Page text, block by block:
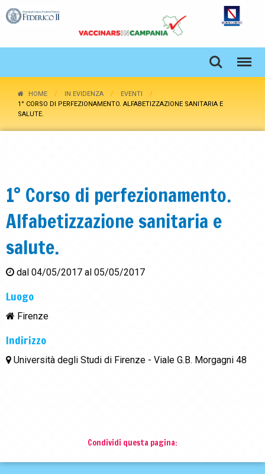
HOME IN EVIDENZA
EVENTI
1° CORSO DI PERFEZIONAMENTO. ALFABETIZZAZIONE SANITARIA E
SALUTE.
1° Corso di perfezionamento.
Alfabetizzazione sanitaria e
salute.
dal 04/05/2017 al 05/05/2017
Luogo
Firenze
Indirizzo
Università degli Studi di Firenze - Viale G.B. Morgagni 48
Condividi questa pagina: